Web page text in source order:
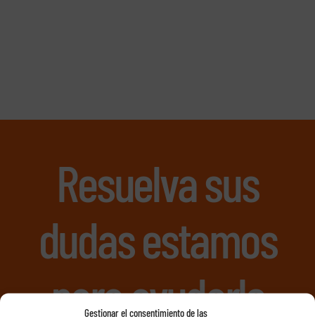
Gestionar el consentimiento de las
Resuelva sus
dudas estamos
para ayudarle